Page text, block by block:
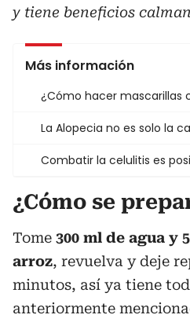
y tiene beneficios
Más información
¿Cómo hacer mascarillas
La Alopecia no es solo la
Combatir la celulitis es
¿Cómo se
Tome 300 ml de agua y
arroz, revuelva y deje
minutos, así ya tiene
anteriormente